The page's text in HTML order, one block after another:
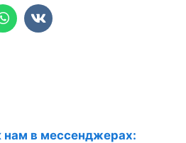
нам в мессенджерах: